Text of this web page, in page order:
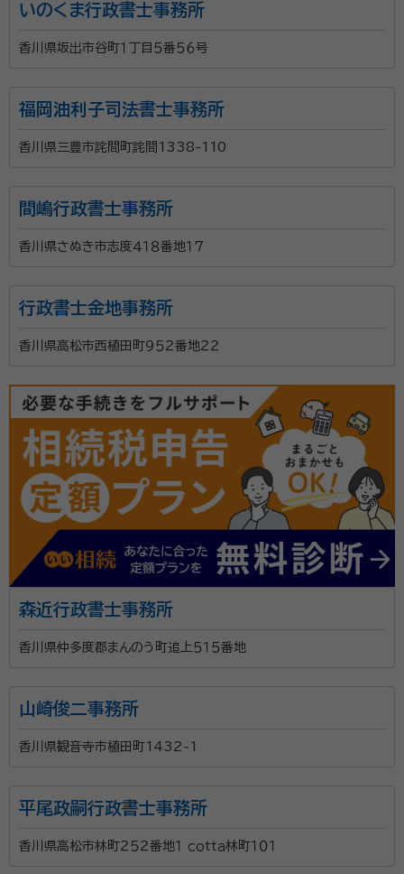
いのくま行政書士事務所
香川県坂出市谷町１丁目５番５６号
福岡油利子司法書士事務所
香川県三豊市詫間町詫間1338-110
間嶋行政書士事務所
香川県さぬき市志度４１８番地１７
行政書士金地事務所
香川県高松市西植田町９５２番地２２
森近行政書士事務所
香川県仲多度郡まんのう町追上５１５番地
山崎俊二事務所
香川県観音寺市植田町1432-1
平尾政嗣行政書士事務所
香川県高松市林町２５２番地１ ｃｏｔｔａ林町１０１